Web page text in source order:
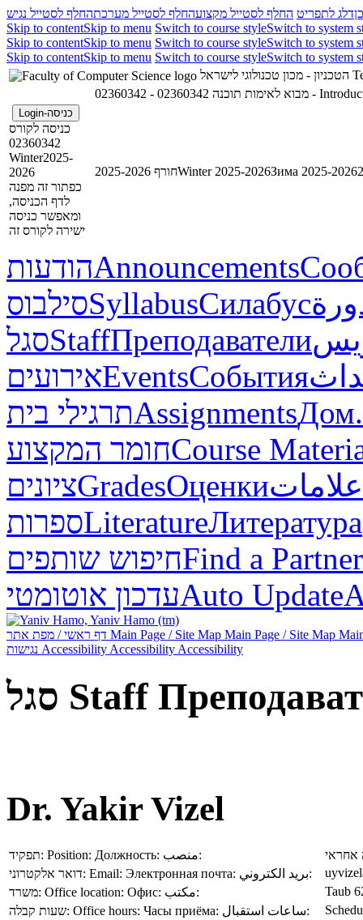
דלג לתפריט החלף לסטייל מקצועהחלף לסטייל מערכתהחלף לסטייל נגיש
Skip to contentSkip to menu Switch to course styleSwitch to system
Skip to contentSkip to menu Switch to course styleSwitch to system
Skip to contentSkip to menu Switch to course styleSwitch to system
02360342 - מבוא לאימות תוכנה 02360342 -
כניסה-Login
כניסה לקורס
02360342
Winter2025-
2026
כפתור זה מפנה
לדף הכניסה,
ומאפשר כניסה
ישירה לקורס זה
חורף 2025-2026Winter 2025-2026Зима 2025-2026
הודעותAnnouncements
סילבוסSyllabusСилабус
סגלStaffПреподаватели
אירועיםEventsСобытия
תרגילי ביתAssignmentsДом.
חומר המקצועCourse
ציוניםGradesОценкиعلامات
ספרותLiteratureЛитература
חיפוש שותפיםFind a Partner
עדכון אוטומטיAuto Update
Main Page / Site Map Main Page / Site Map
Accessibility Accessibility Accessibility
סגל Staff
Dr. Yakir Vizel
תפקיד: Position: Должность: منصب:
אחראי
דואר אלקטרוני: Email: Электронная почта: بريد الكتروني:
משרד: Office location: Офис: مكتب:
Taub
שעות קבלה: Office hours: Часы приёма: ساعات استقبال: